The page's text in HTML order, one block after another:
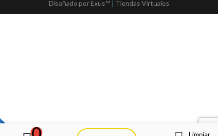
Limpiar
Diseñado por Exus™ | Tiendas Virtuales